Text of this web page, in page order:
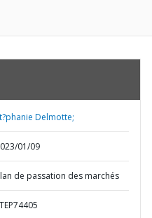
Delmotte;
01/09
de passation des marchés